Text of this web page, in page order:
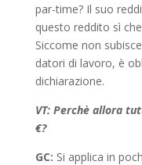
par-time? Il suo
questo reddito sì
Siccome non
datori di lavoro, è
dichiarazione.
VT: Perchè allora
€?
GC: Si applica in